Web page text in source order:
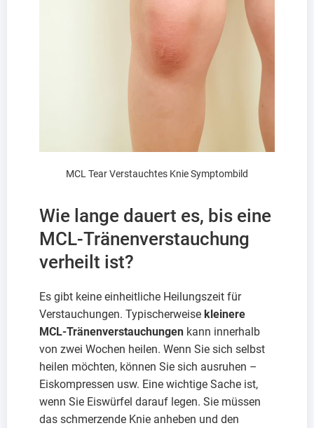
MCL Tear Verstauchtes Knie Symptombild
Wie lange dauert es, bis eine
MCL-Tränenverstauchung
verheilt ist?
Es gibt keine einheitliche Heilungszeit für
Verstauchungen. Typischerweise kleinere
MCL-Tränenverstauchungen kann innerhalb
von zwei Wochen heilen. Wenn Sie sich selbst
heilen möchten, können Sie sich ausruhen –
Eiskompressen usw. Eine wichtige Sache ist,
wenn Sie Eiswürfel darauf legen. Sie müssen
das schmerzende Knie anheben und den